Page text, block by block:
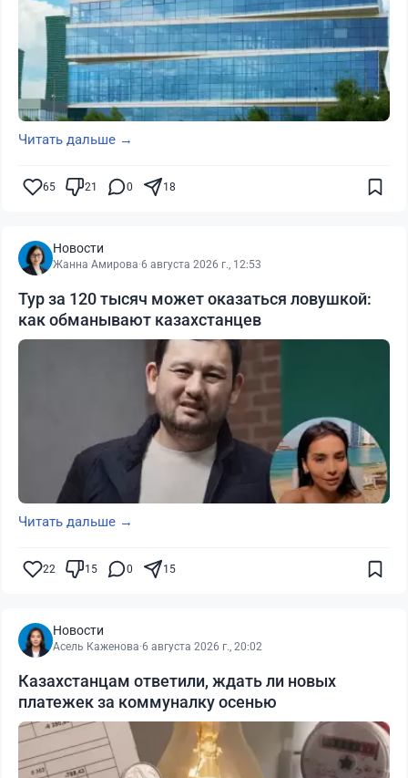
Читать дальше →
65 21 0 18
Новости
Жанна Амирова·6 августа 2026 г., 12:53
Тур за 120 тысяч может оказаться ловушкой:
как обманывают казахстанцев
Читать дальше →
22 15 0 15
Новости
Асель Каженова·6 августа 2026 г., 20:02
Казахстанцам ответили, ждать ли новых
платежек за коммуналку осенью